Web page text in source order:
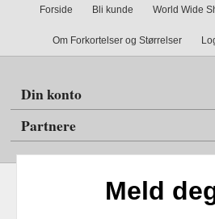
Forside Bli kunde World Wide
Om Forkortelser og Størrelser
Din konto
Partnere
Meld